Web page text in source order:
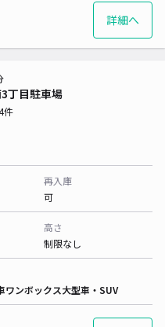
詳細へ
丁目駐車場
件
再入庫
可
高さ
制限なし
ワンボックス大型車・SUV